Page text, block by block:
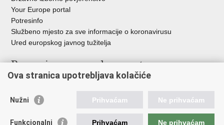
Your Europe portal
Potresinfo
Službeno mjesto za sve informacije o koronavirusu
Ured europskog javnog tužitelja
Poveznice pravosudnog sustava
Državno odvjetništvo
Ured za suzbijanje korupcije i organiziranog kriminaliteta
Ova stranica upotrebljava kolačiće
Nužni Prihvaćam Ne prihvaćam
Funkcionalni Prihvaćam Ne prihvaćam